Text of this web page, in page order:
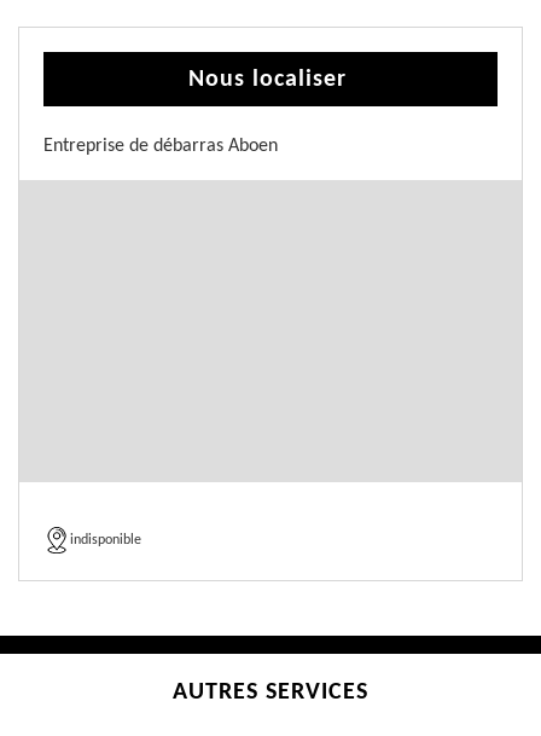
Nous localiser
Entreprise de débarras Aboen
indisponible
AUTRES SERVICES